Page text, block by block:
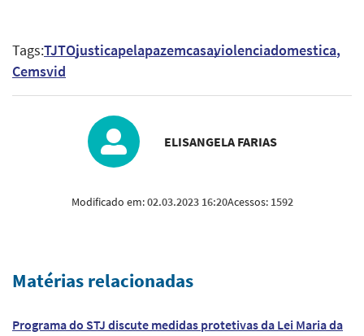
Tags:TJTOjusticapelapazemcasaviolenciadomestica
Cemsvid
ELISANGELA FARIAS
Modificado em:02.03.2023 16:20Acessos: 1592
Matérias relacionadas
Programa do STJ discute medidas protetivas da Lei Maria da